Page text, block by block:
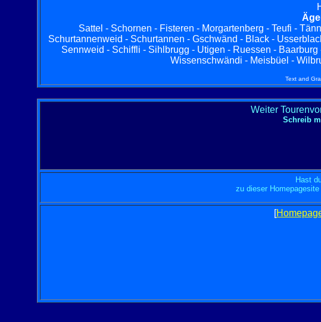
Sattel - Schornen - Fisteren - Morgartenberg - Teufi -
Schurtannenweid - Schurtannen - Gschwänd - Black -
Sennweid - Schiffli - Sihlbrugg - Utigen - Ruessen -
Wissenschwändi - Meisbüel -
Text and
Weiter
Schreib
Hast
zu dieser
[